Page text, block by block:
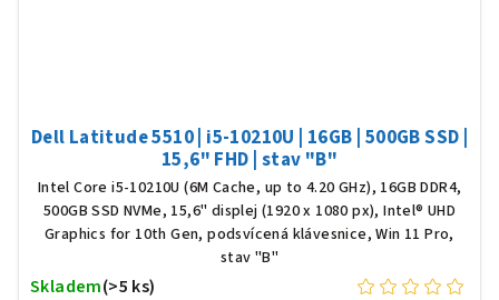
Dell Latitude 5510 | i5-10210U | 16GB | 500GB SSD |
15,6" FHD | stav "B"
Intel Core i5-10210U (6M Cache, up to 4.20 GHz), 16GB DDR4,
500GB SSD NVMe, 15,6" displej (1920 x 1080 px), Intel® UHD
Graphics for 10th Gen, podsvícená klávesnice, Win 11 Pro,
stav "B"
Skladem(>5 ks)